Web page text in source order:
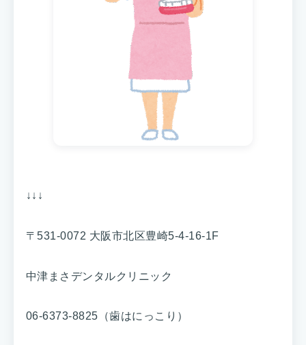
↓↓↓
〒531-0072 大阪市北区豊崎5-4-16-1F
中津まさデンタルクリニック
06-6373-8825（歯はにっこり）